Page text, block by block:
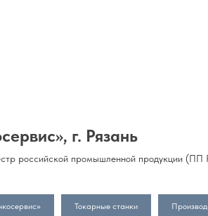
г. Рязань
российской промышленной продукции (ПП
Токарные станки